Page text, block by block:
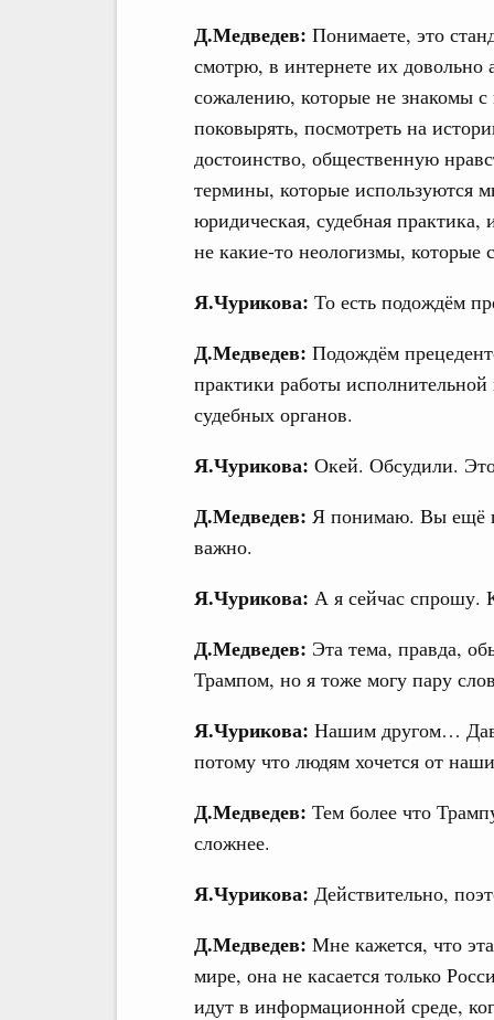
Д.Медведев: Понимаете, это
смотрю, в интернете их
сожалению, которые не знакомы
поковырять, посмотреть на
достоинство, общественную
термины, которые используются
юридическая, судебная
не какие-то неологизмы, которые
Я.Чурикова: То есть подождём
Д.Медведев: Подождём
практики работы
судебных органов.
Я.Чурикова: Окей. Обсудили.
Д.Медведев: Я понимаю. Вы ещё
важно.
Я.Чурикова: А я сейчас спрошу.
Д.Медведев: Эта тема, правда,
Трампом, но я тоже могу пару
Я.Чурикова: Нашим другом…
потому что людям хочется от
Д.Медведев: Тем более что
сложнее.
Я.Чурикова: Действительно,
Д.Медведев: Мне кажется, что
мире, она не касается только
идут в информационной среде,